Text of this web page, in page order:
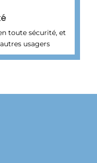
toute sécurité, et
usagers